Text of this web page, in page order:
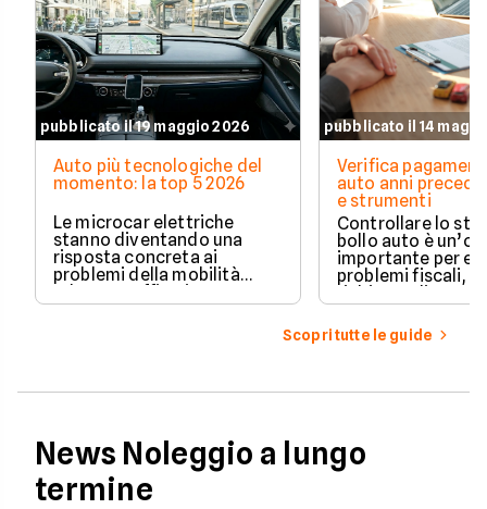
pubblicato il 19 maggio 2026
Auto più tecnologiche del
momento: la top 5 2026
Le microcar elettriche
stanno diventando una
risposta concreta ai
problemi della mobilità
urbana: traffico intenso,
parcheggi limitati e costi di
pubblicato il 14
Verifica
auto anni
e strumenti
Controllare lo
bollo auto è
importante per
problemi fiscali,
richieste di
inattese.
Scopri tutte le guide
News Noleggio a lungo
termine